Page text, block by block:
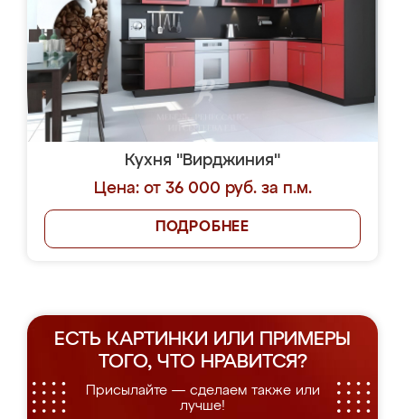
Кухня "Вирджиния"
Цена: от 36 000 руб. за п.м.
ПОДРОБНЕЕ
ЕСТЬ КАРТИНКИ ИЛИ ПРИМЕРЫ
ТОГО, ЧТО НРАВИТСЯ?
Присылайте — сделаем также или
лучше!